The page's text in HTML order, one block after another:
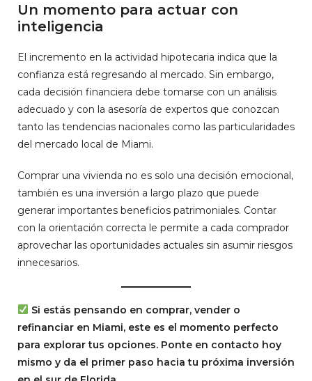
Un momento para actuar con
inteligencia
El incremento en la actividad hipotecaria indica que la
confianza está regresando al mercado. Sin embargo,
cada decisión financiera debe tomarse con un análisis
adecuado y con la asesoría de expertos que conozcan
tanto las tendencias nacionales como las particularidades
del mercado local de Miami.
Comprar una vivienda no es solo una decisión emocional,
también es una inversión a largo plazo que puede
generar importantes beneficios patrimoniales. Contar
con la orientación correcta le permite a cada comprador
aprovechar las oportunidades actuales sin asumir riesgos
innecesarios.
Si estás pensando en comprar, vender o
refinanciar en Miami, este es el momento perfecto
para explorar tus opciones. Ponte en contacto hoy
mismo y da el primer paso hacia tu próxima inversión